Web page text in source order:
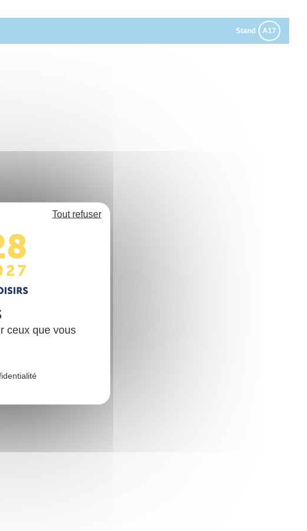
Stand A17
ceux que vous
Tout refuser